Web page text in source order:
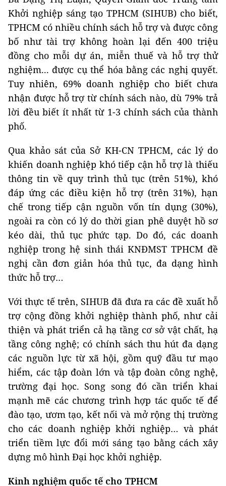
Khởi nghiệp sáng tạo TPHCM (SIHUB) cho biết,
TPHCM có nhiều chính sách hỗ trợ và được công
bố như tài trợ không hoàn lại đến 400 triệu
đồng cho mỗi dự án, miễn thuế và hỗ trợ thử
nghiệm... được cụ thể hóa bằng các nghị quyết.
Tuy nhiên, 69% doanh nghiệp cho biết chưa
nhận được hỗ trợ từ chính sách nào, dù 79% trả
lời đều biết ít nhất từ 1-3 chính sách của thành
phố.
Qua khảo sát của Sở KH-CN TPHCM, các lý do
khiến doanh nghiệp khó tiếp cận hỗ trợ là thiếu
thông tin về quy trình thủ tục (trên 51%), khó
đáp ứng các điều kiện hỗ trợ (trên 31%), hạn
chế trong tiếp cận nguồn vốn tín dụng (30%),
ngoài ra còn có lý do thời gian phê duyệt hồ sơ
kéo dài, thủ tục phức tạp. Do đó, các doanh
nghiệp trong hệ sinh thái KNĐMST TPHCM đề
nghị cần đơn giản hóa thủ tục, đa dạng hình
thức hỗ trợ…
Với thực tế trên, SIHUB đã đưa ra các đề xuất hỗ
trợ cộng đồng khởi nghiệp thành phố, như cải
thiện và phát triển cả hạ tầng cơ sở vật chất, hạ
tầng công nghệ; có chính sách thu hút đa dạng
các nguồn lực từ xã hội, gồm quỹ đầu tư mạo
hiểm, các tập đoàn lớn và tập đoàn công nghệ,
trường đại học. Song song đó cần triển khai
mạnh mẽ các chương trình hợp tác quốc tế để
đào tạo, ươm tạo, kết nối và mở rộng thị trường
cho các doanh nghiệp khởi nghiệp… và phát
triển tiềm lực đổi mới sáng tạo bằng cách xây
dựng mô hình Đại học khởi nghiệp.
Kinh nghiệm quốc tế cho TPHCM